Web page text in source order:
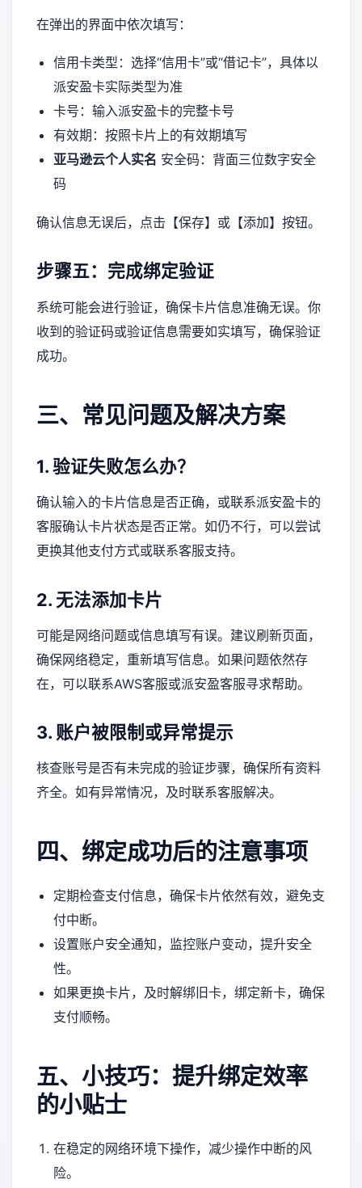
在弹出的界面中依次填写：
信用卡类型：选择“信用卡”或“借记卡”，具体以
派安盈卡实际类型为准
卡号：输入派安盈卡的完整卡号
有效期：按照卡片上的有效期填写
亚马逊云个人实名 安全码：背面三位数字安全
码
确认信息无误后，点击【保存】或【添加】按钮。
步骤五：完成绑定验证
系统可能会进行验证，确保卡片信息准确无误。你
收到的验证码或验证信息需要如实填写，确保验证
成功。
三、常见问题及解决方案
1. 验证失败怎么办？
确认输入的卡片信息是否正确，或联系派安盈卡的
客服确认卡片状态是否正常。如仍不行，可以尝试
更换其他支付方式或联系客服支持。
2. 无法添加卡片
可能是网络问题或信息填写有误。建议刷新页面，
确保网络稳定，重新填写信息。如果问题依然存
在，可以联系AWS客服或派安盈客服寻求帮助。
3. 账户被限制或异常提示
核查账号是否有未完成的验证步骤，确保所有资料
齐全。如有异常情况，及时联系客服解决。
四、绑定成功后的注意事项
定期检查支付信息，确保卡片依然有效，避免支
付中断。
设置账户安全通知，监控账户变动，提升安全
性。
如果更换卡片，及时解绑旧卡，绑定新卡，确保
支付顺畅。
五、小技巧：提升绑定效率
的小贴士
在稳定的网络环境下操作，减少操作中断的风
险。